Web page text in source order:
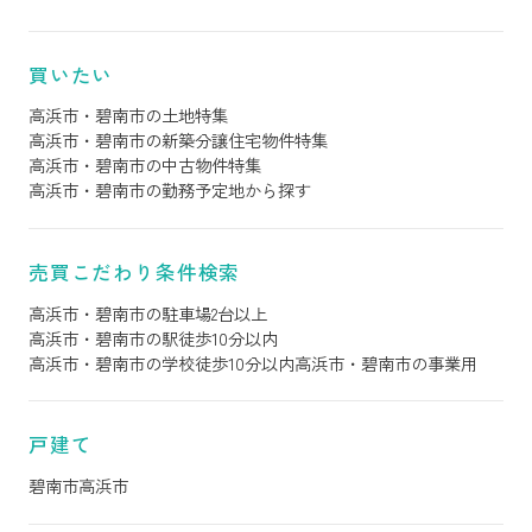
買いたい
高浜市・碧南市の土地特集
高浜市・碧南市の新築分譲住宅物件特集
高浜市・碧南市の中古物件特集
高浜市・碧南市の勤務予定地から探す
売買こだわり条件検索
高浜市・碧南市の駐車場2台以上
高浜市・碧南市の駅徒歩10分以内
高浜市・碧南市の学校徒歩10分以内高浜市・碧南市の事業用
戸建て
碧南市高浜市